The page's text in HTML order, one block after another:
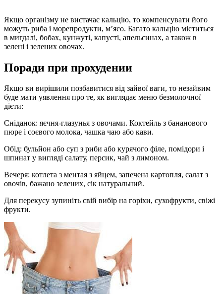
Якщо організму не вистачає кальцію, то компенсувати його
можуть риба і морепродукти, м’ясо. Багато кальцію міститься
в мигдалі, бобах, кунжуті, капусті, апельсинах, а також в
зелені і зелених овочах.
Поради при прохудении
Якщо ви вирішили позбавитися від зайвої ваги, то незайвим
буде мати уявлення про те, як виглядає меню безмолочної
дієти:
Сніданок: яєчня-глазунья з овочами. Коктейль з бананового
пюре і соєвого молока, чашка чаю або кави.
Обід: бульйон або суп з риби або курячого філе, помідори і
шпинат у вигляді салату, персик, чай з лимоном.
Вечеря: котлета з ментая з яйцем, запечена картопля, салат з
овочів, бажано зелених, сік натуральний.
Для перекусу зупиніть свій вибір на горіхи, сухофрукти, свіжі
фрукти.